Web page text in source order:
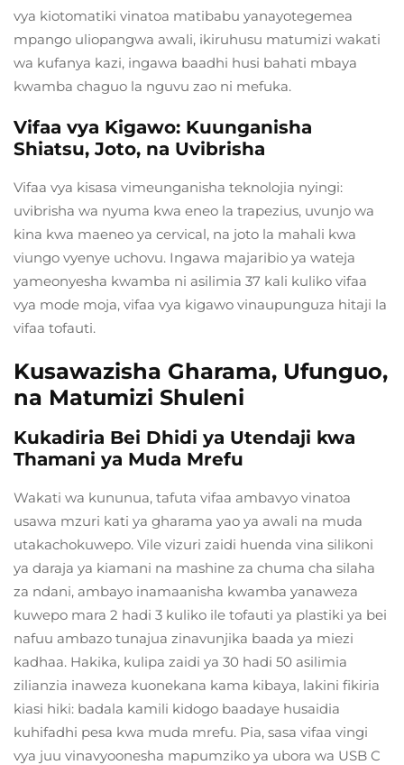
vya kiotomatiki vinatoa matibabu yanayotegemea
mpango uliopangwa awali, ikiruhusu matumizi wakati
wa kufanya kazi, ingawa baadhi husi bahati mbaya
kwamba chaguo la nguvu zao ni mefuka.
Vifaa vya Kigawo: Kuunganisha
Shiatsu, Joto, na Uvibrisha
Vifaa vya kisasa vimeunganisha teknolojia nyingi:
uvibrisha wa nyuma kwa eneo la trapezius, uvunjo wa
kina kwa maeneo ya cervical, na joto la mahali kwa
viungo vyenye uchovu. Ingawa majaribio ya wateja
yameonyesha kwamba ni asilimia 37 kali kuliko vifaa
vya mode moja, vifaa vya kigawo vinaupunguza hitaji la
vifaa tofauti.
Kusawazisha Gharama, Ufunguo,
na Matumizi Shuleni
Kukadiria Bei Dhidi ya Utendaji kwa
Thamani ya Muda Mrefu
Wakati wa kununua, tafuta vifaa ambavyo vinatoa
usawa mzuri kati ya gharama yao ya awali na muda
utakachokuwepo. Vile vizuri zaidi huenda vina silikoni
ya daraja ya kiamani na mashine za chuma cha silaha
za ndani, ambayo inamaanisha kwamba yanaweza
kuwepo mara 2 hadi 3 kuliko ile tofauti ya plastiki ya bei
nafuu ambazo tunajua zinavunjika baada ya miezi
kadhaa. Hakika, kulipa zaidi ya 30 hadi 50 asilimia
zilianzia inaweza kuonekana kama kibaya, lakini fikiria
kiasi hiki: badala kamili kidogo baadaye husaidia
kuhifadhi pesa kwa muda mrefu. Pia, sasa vifaa vingi
vya juu vinavyoonesha mapumziko ya ubora wa USB C